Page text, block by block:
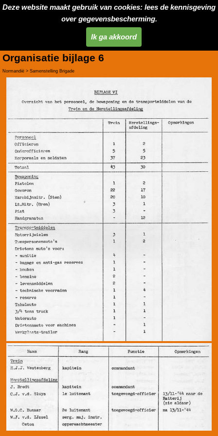
Deze website maakt gebruik van cookies: lees de kennisgeving
over gegevensbescherming.
Ik ga akkoord
Organisatie bijlage 6
Normandië > Samenstelling Brigade